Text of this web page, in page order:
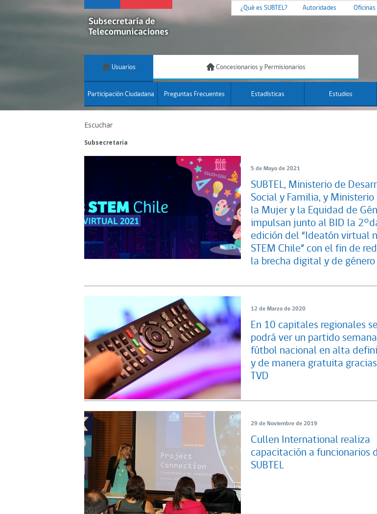
¿Qué es SUBTEL? Autoridades
Usuarios Concesionarios y Permisionarios
Participación Ciudadana Preguntas Frecuentes Estadísticas Estudios
Escuchar
Subsecretaria
5 de Mayo de 2021
SUBTEL, Ministerio de
Social y Familia, y Ministerio
la Mujer y la Equidad de
impulsan junto al BID la
edición del “Ideatón virtual
STEM Chile” con el fin de
la brecha digital y de género
12 de Marzo de 2020
En 10 capitales regionales se
podrá ver un partido
fútbol nacional en alta
y de manera gratuita
TVD
29 de Noviembre de 2019
Cullen International realiza
capacitación a funcionarios
SUBTEL